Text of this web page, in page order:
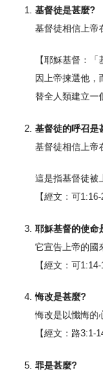
基督徒是甚麼?
基督徒相信上帝
【耶穌基督：
因上帝揀選他
替全人類建立一
基督徒的呼召是
基督徒相信上帝
這是指基督徒被
【經文：可
耶穌基督的使命
它宣告上帝的國
【經文：可1:14-
悔改是甚麼?
悔改是以懺悔的
【經文：路3:1-
罪是甚麼?